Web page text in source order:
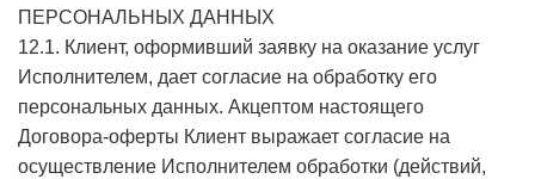
ПЕРСОНАЛЬНЫХ ДАННЫХ
12.1. Клиент, оформивший заявку на оказание услуг
Исполнителем, дает согласие на обработку его
персональных данных. Акцептом настоящего
Договора-оферты Клиент выражает согласие на
осуществление Исполнителем обработки (действий,